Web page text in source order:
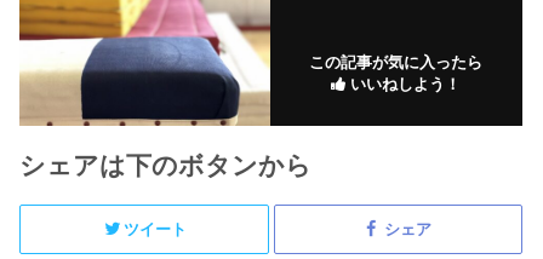
この記事が気に入ったら
いいねしよう！
シェアは下のボタンから
ツイート シェア